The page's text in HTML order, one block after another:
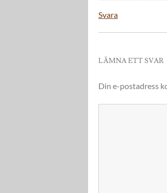
Svara
LÄMNA ETT SVAR
Din e-postadress